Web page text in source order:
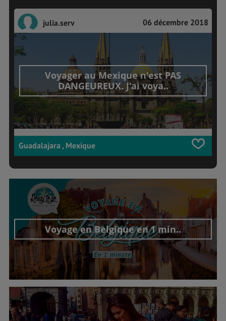
julia.serv 06 décembre 2018
Voyager au Mexique n'est PAS
DANGEUREUX. J'ai voya..
Guadalajara , Mexique
Voyage en Belgique en 1 min..
Découvrir cet interview